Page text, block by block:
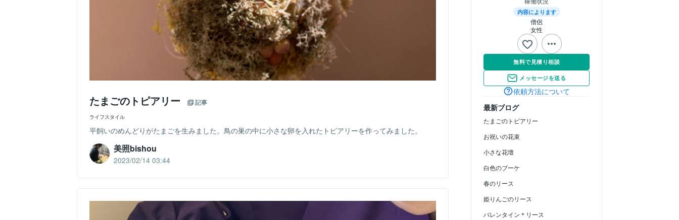
内容によります
僧侶
女性
無料で見積り相談
メッセージを送る
依頼方法について
最新ブログ
たまごのトピアリー
お祝いの花束
小さな花壇
白色のブーケ
春のリース
姫りんごのリース
バレンタイン＊リース
たまごのトピアリー 記事
ライフスタイル
平飼いのめんどりがたまごを生みました。鳥の巣の中に小さな卵を入れたトピアリーを作ってみました。
美照bishou
2023/02/14 03:44